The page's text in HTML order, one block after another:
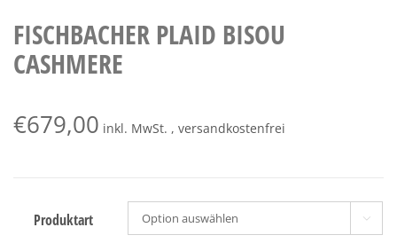
FISCHBACHER PLAID BISOU
CASHMERE
€679,00 inkl. MwSt. , versandkostenfrei
Produktart 